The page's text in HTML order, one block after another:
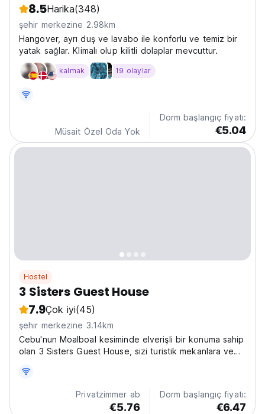
8.5Harika(348)
şehir merkezine 2.98km
Hangover, ayrı duş ve lavabo ile konforlu ve temiz bir
yatak sağlar. Klimalı olup kilitli dolaplar mevcuttur.
kalmak 19 olaylar
Müsait Özel Oda Yok
Dorm başlangıç fiyatı:
€5.04
Hostel
3 Sisters Guest House
7.9Çok iyi(45)
şehir merkezine 3.14km
Cebu'nun Moalboal kesiminde elverişli bir konuma sahip
olan 3 Sisters Guest House, sizi turistik mekanlara ve
Privatzimmer ab
€5.76
Dorm başlangıç fiyatı:
€6.47